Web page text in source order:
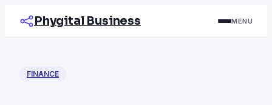
Phygital Business MENU
FINANCE